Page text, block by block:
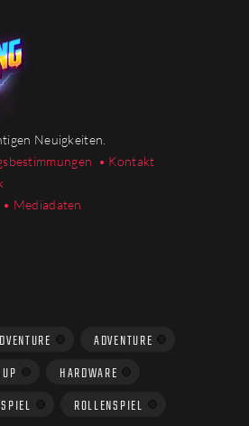
Neuigkeiten.
• Kontakt
• Mediadaten
ADVENTURE
HARDWARE
ROLLENSPIEL